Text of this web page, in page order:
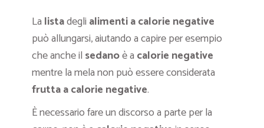
La listadegli alimenti a calorie negative
può allungarsi, aiutando a capire per esempio
che anche il sedanoè a calorie negative
mentre la mela non può essere considerata
frutta a calorie negative.
È necessario fare un discorso a parte per la